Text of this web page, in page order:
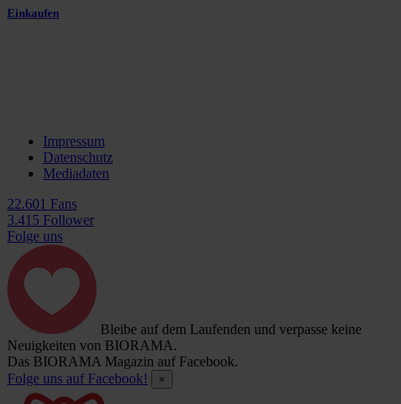
Einkaufen
Impressum
Datenschutz
Mediadaten
22.601 Fans
3.415 Follower
Folge uns
Bleibe auf dem Laufenden und verpasse keine
Neuigkeiten von BIORAMA.
Das BIORAMA Magazin auf Facebook.
Folge uns auf Facebook!
×